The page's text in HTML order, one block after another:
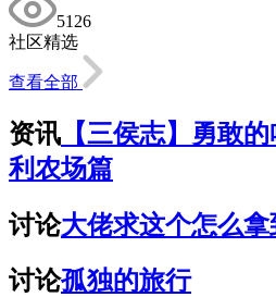
5126
社区精选
查看全部
资讯 【三侯志】勇敢
利农场篇
讨论大佬求这个怎么拿
讨论孤独的旅行